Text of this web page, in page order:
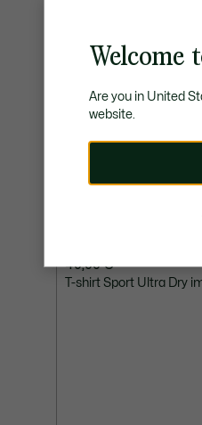
40,00 €
T-shirt Sport Ultra Dry
Welcome
Are you in United
website.